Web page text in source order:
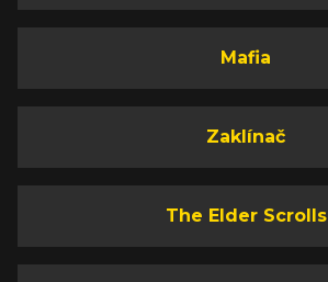
Mafia
Zaklínač
The Elder Scrolls